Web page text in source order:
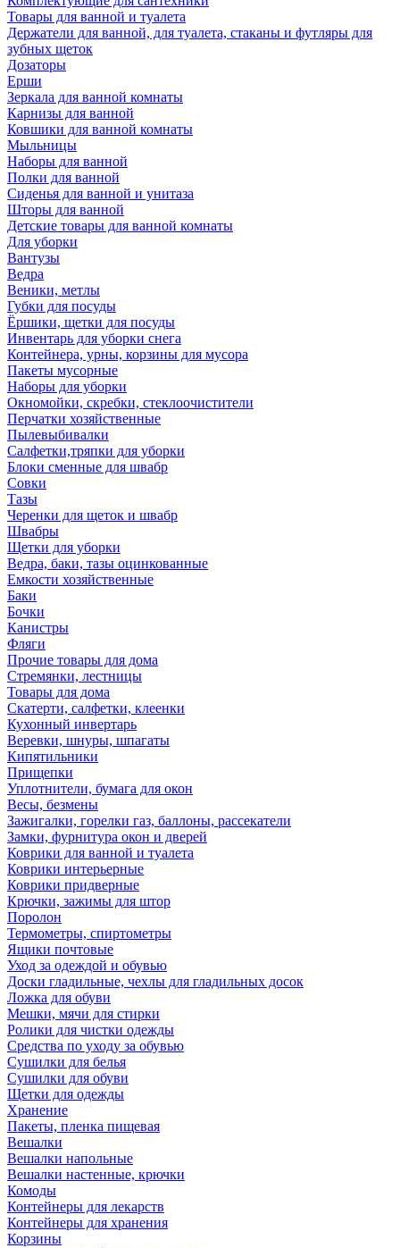
Товары для ванной и туалета
Держатели для ванной, для туалета, стаканы и футляры для
зубных щеток
Дозаторы
Ерши
Зеркала для ванной комнаты
Карнизы для ванной
Ковшики для ванной комнаты
Мыльницы
Наборы для ванной
Полки для ванной
Сиденья для ванной и унитаза
Шторы для ванной
Детские товары для ванной комнаты
Для уборки
Вантузы
Ведра
Веники, метлы
Губки для посуды
Ёршики, щетки для посуды
Инвентарь для уборки снега
Контейнера, урны, корзины для мусора
Пакеты мусорные
Наборы для уборки
Окномойки, скребки, стеклоочистители
Перчатки хозяйственные
Пылевыбивалки
Салфетки,тряпки для уборки
Блоки сменные для швабр
Совки
Тазы
Черенки для щеток и швабр
Швабры
Щетки для уборки
Ведра, баки, тазы оцинкованные
Емкости хозяйственные
Баки
Бочки
Канистры
Фляги
Прочие товары для дома
Стремянки, лестницы
Товары для дома
Скатерти, салфетки, клеенки
Кухонный инвертарь
Веревки, шнуры, шпагаты
Кипятильники
Прищепки
Уплотнители, бумага для окон
Весы, безмены
Зажигалки, горелки газ, баллоны, рассекатели
Замки, фурнитура окон и дверей
Коврики для ванной и туалета
Коврики интерьерные
Коврики придверные
Крючки, зажимы для штор
Поролон
Термометры, спиртометры
Ящики почтовые
Уход за одеждой и обувью
Доски гладильные, чехлы для гладильных досок
Ложка для обуви
Мешки, мячи для стирки
Ролики для чистки одежды
Средства по уходу за обувью
Сушилки для белья
Сушилки для обуви
Щетки для одежды
Хранение
Пакеты, пленка пищевая
Вешалки
Вешалки напольные
Вешалки настенные, крючки
Комоды
Контейнеры для лекарств
Контейнеры для хранения
Корзины